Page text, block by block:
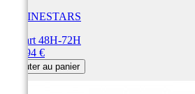
ALPINESTARS
Départ 48H-72H
199,94 €
Ajouter au panier